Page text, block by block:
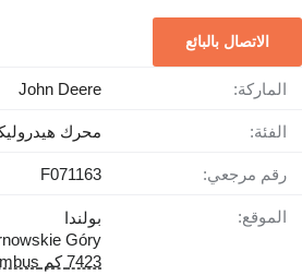
الاتصال بالبائع
الماركة: John Deere
الفئة: محرك
رقم مرجعي: F071163
الموقع:
بولندا
Góry
7423 كم to "United States/Columbus"